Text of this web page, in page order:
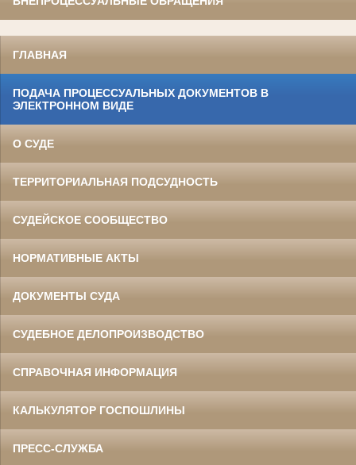
ГЛАВНАЯ
ПОДАЧА ПРОЦЕССУАЛЬНЫХ ДОКУМЕНТОВ В
ЭЛЕКТРОННОМ ВИДЕ
О СУДЕ
ТЕРРИТОРИАЛЬНАЯ ПОДСУДНОСТЬ
СУДЕЙСКОЕ СООБЩЕСТВО
НОРМАТИВНЫЕ АКТЫ
ДОКУМЕНТЫ СУДА
СУДЕБНОЕ ДЕЛОПРОИЗВОДСТВО
СПРАВОЧНАЯ ИНФОРМАЦИЯ
КАЛЬКУЛЯТОР ГОСПОШЛИНЫ
ПРЕСС-СЛУЖБА